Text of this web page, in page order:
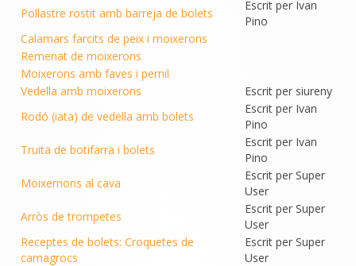
Pollastre rostit amb barreja de bolets
Escrit per Ivan
Pino
Calamars farcits de peix i moixerons
Remenat de moixerons
Moixerons amb faves i pernil
Vedella amb moixerons
Escrit per siureny
Rodó (iata) de vedella amb bolets
Escrit per Ivan
Pino
Truita de botifarra i bolets
Escrit per Ivan
Pino
Moixernons al cava
Escrit per Super
User
Arròs de trompetes
Escrit per Super
User
Receptes de bolets: Croquetes de
camagrocs
Escrit per Super
User